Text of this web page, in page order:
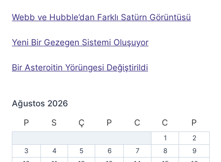
Webb ve Hubble’dan Farklı Satürn Görüntüsü
Yeni Bir Gezegen Sistemi Oluşuyor
Bir Asteroitin Yörüngesi Değiştirildi
Ağustos 2026
P
S Ç P C C P
1
2
3
4 5 6 7 8
9